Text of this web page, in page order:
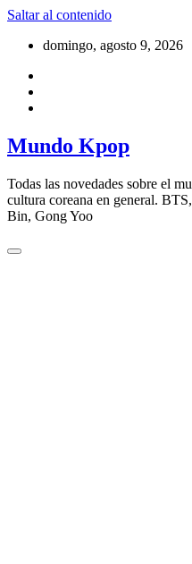
Saltar al contenido
domingo, agosto 9, 2026
Mundo Kpop
Todas las novedades sobre el
cultura coreana en general.
Bin, Gong Yoo